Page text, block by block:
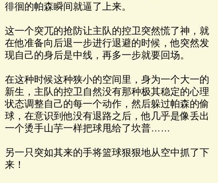
徘徊的帕森瞬间就逼了上来。
这一个突兀的抢防让主队的控卫突然慌了神，就
在他准备向后退一步进行退避的时候，他突然发
现自己的身后是中线，再多一步就要回场。
在这种时候这种狭小的空间里，身为一个大一的
新生，主队的控卫自然没有那种极其稳定的心理
状态调整自己的每一个动作，然后躲过帕森的偷
球，在意识到他没有退路之后，他几乎是像丢出
一个烫手山芋一样把球甩给了坎普……
另一只突如其来的手将篮球狠狠地从空中抓了下
来！